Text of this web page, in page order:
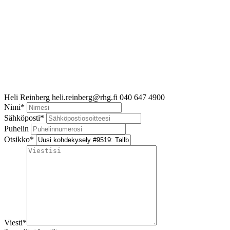
Heli Reinberg heli.reinberg@rhg.fi 040 647 4900
Nimi*
Sähköposti*
Puhelin
Otsikko*
Viesti*